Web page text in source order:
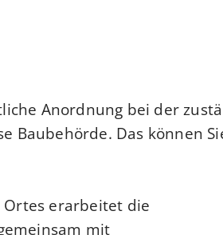
Anordnung bei der
Baubehörde. Das können
erarbeitet die
mit